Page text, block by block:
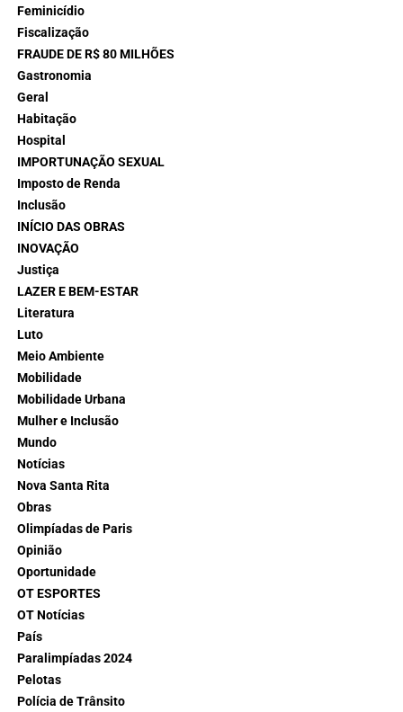
Feminicídio
Fiscalização
FRAUDE DE R$ 80 MILHÕES
Gastronomia
Geral
Habitação
Hospital
IMPORTUNAÇÃO SEXUAL
Imposto de Renda
Inclusão
INÍCIO DAS OBRAS
INOVAÇÃO
Justiça
LAZER E BEM-ESTAR
Literatura
Luto
Meio Ambiente
Mobilidade
Mobilidade Urbana
Mulher e Inclusão
Mundo
Notícias
Nova Santa Rita
Obras
Olimpíadas de Paris
Opinião
Oportunidade
OT ESPORTES
OT Notícias
País
Paralimpíadas 2024
Pelotas
Polícia de Trânsito